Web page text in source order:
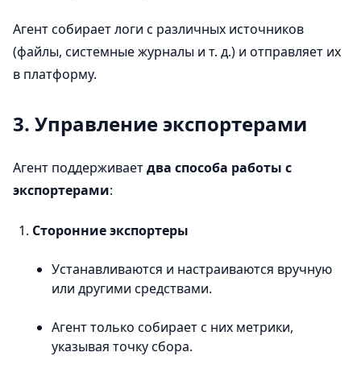
Агент собирает логи с различных источников
(файлы, системные журналы и т. д.) и отправляет их
в платформу.
3. Управление экспортерами
Агент поддерживаетдва способа работы с
экспортерами:
Сторонние экспортеры
Устанавливаются и настраиваются вручную
или другими средствами.
Агент только собирает с них метрики,
указывая точку сбора.